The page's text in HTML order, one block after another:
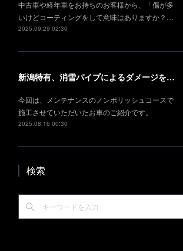
中古車や経年車をお持ちのお客様から、「傷が多
いけどコーティングをして意味はありますか？…
2025.09.29 02:30
新潟特有、消雪パイプによるダメージを徹底メンテナンス
今回は、メンテナンスのノンポリッシュコースで
施工させていただいたお車のご紹介です。
2025.08.16 00:30
検索